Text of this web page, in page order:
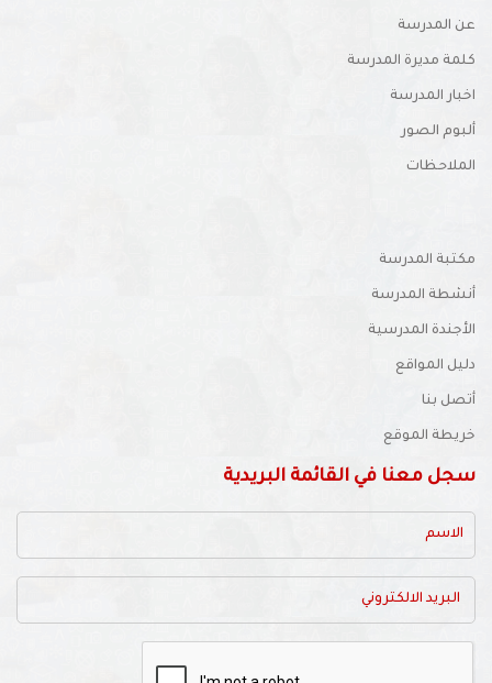
عن المدرسة
كلمة مديرة المدرسة
اخبار المدرسة
ألبوم الصور
الملاحظات
مكتبة المدرسة
أنشطة المدرسة
الأجندة المدرسية
دليل المواقع
أتصل بنا
خريطة الموقع
سجل معنا في القائمة البريدية